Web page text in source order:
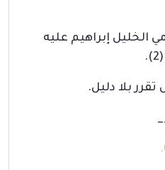
الخليل إبراهيم عليه
بلا دليل.